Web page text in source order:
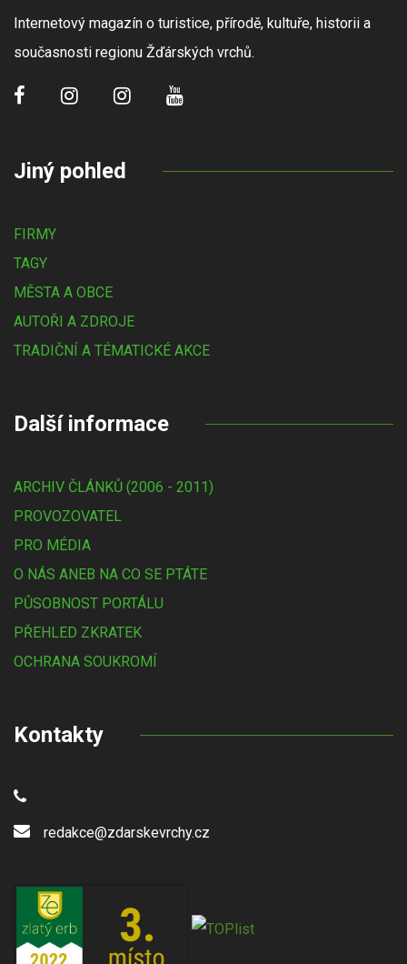
Internetový magazín o turistice, přírodě, kultuře, historii a
současnosti regionu Žďárských vrchů.
Jiný pohled
FIRMY
TAGY
MĚSTA A OBCE
AUTOŘI A ZDROJE
TRADIČNÍ A TÉMATICKÉ AKCE
Další informace
ARCHIV ČLÁNKŮ (2006 - 2011)
PROVOZOVATEL
PRO MÉDIA
O NÁS ANEB NA CO SE PTÁTE
PŮSOBNOST PORTÁLU
PŘEHLED ZKRATEK
OCHRANA SOUKROMÍ
Kontakty
redakce@zdarskevrchy.cz